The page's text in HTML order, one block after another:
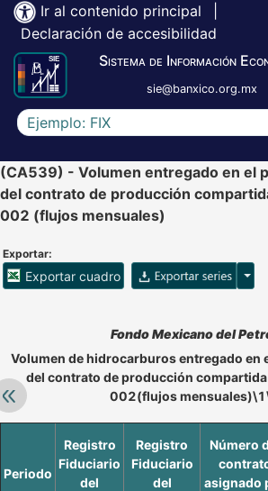
Ir al contenido principal
Declaración de accesibilidad
Sistema de Información
sie@banxico.org.mx
Escriba el texto a buscar
(CA539) - Volumen entregado en el
del contrato de producción
002 (flujos mensuales)
Exportar:
Exportar cuadro
Retroceder:
Accesibilidad de Cuadros Analíticos,
Fondo Mexicano del
Volumen de hidrocarburos entregado en
del contrato de producción
002(flujos
Periodo
Registro
Fiduciario
del
Registro
Fiduciario
del
Número
asignado